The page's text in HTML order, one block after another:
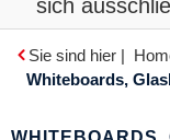
sich
Sie sind hier |
Whiteboards,